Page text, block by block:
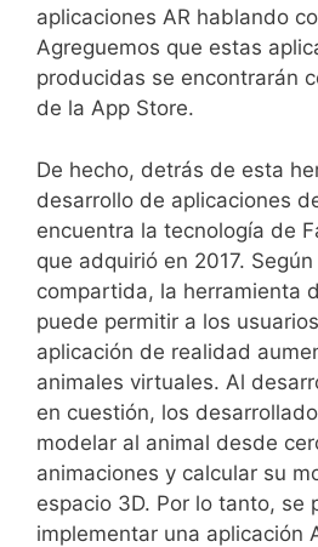
aplicaciones AR hablando
Agreguemos que estas
producidas se encontrarán
de la App Store.
De hecho, detrás de esta
desarrollo de aplicaciones
encuentra la tecnología de
que adquirió en 2017.
compartida, la herramienta
puede permitir a los
aplicación de realidad
animales virtuales. Al
en cuestión, los
modelar al animal desde
animaciones y calcular su
espacio 3D. Por lo tanto, se
implementar una aplicación